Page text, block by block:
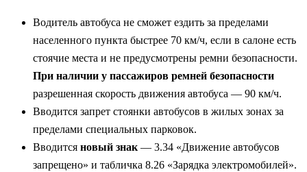
Водитель автобуса не сможет ездить за пределами
населенного пункта быстрее 70 км/ч, если в салоне есть
стоячие места и не предусмотрены ремни безопасности.
При наличии у пассажиров ремней безопасности
разрешенная скорость движения автобуса — 90 км/ч.
Вводится запрет стоянки автобусов в жилых зонах за
пределами специальных парковок.
Вводится новый знак — 3.34 «Движение автобусов
запрещено» и табличка 8.26 «Зарядка электромобилей».